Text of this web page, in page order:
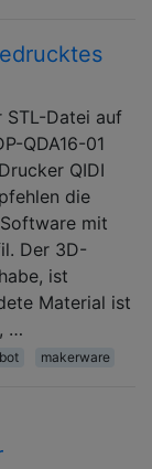
STL-Datei auf
QDA16-01
QIDI
die
mit
Der 3D-
ist
Material ist
…
makerware